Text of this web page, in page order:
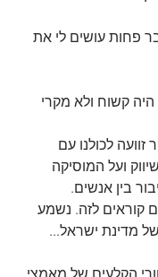
פחות עושים לי את
היה קשוח ולא מקרי
לכולנו עם
ועל המוסיקה
בין אנשים.
קוראים לזה. נשמע
מדינת ישראל...